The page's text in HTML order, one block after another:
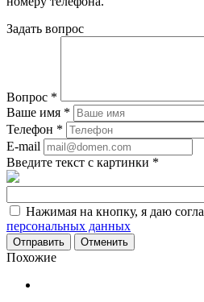
Задать вопрос
Вопрос *
Ваше имя *
Телефон *
E-mail
Введите текст с картинки *
Нажимая на кнопку, я даю
персональных данных
Отменить
Похожие